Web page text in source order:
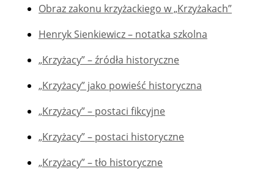
Obraz zakonu krzyżackiego w „Krzyżakach”
Henryk Sienkiewicz – notatka szkolna
„Krzyżacy” – źródła historyczne
„Krzyżacy” jako powieść historyczna
„Krzyżacy” – postaci fikcyjne
„Krzyżacy” – postaci historyczne
„Krzyżacy” – tło historyczne